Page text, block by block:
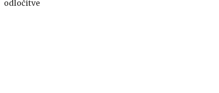
odločitve